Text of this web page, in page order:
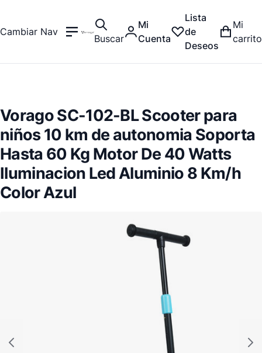
Cambiar Nav
Buscar
Mi
Cuenta
Lista
de
Deseos
Mi
carrito
Vorago SC-102-BL Scooter para
niños 10 km de autonomia Soporta
Hasta 60 Kg Motor De 40 Watts
Iluminacion Led Aluminio 8 Km/h
Color Azul